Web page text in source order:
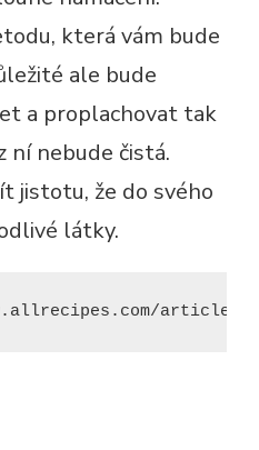
která vám bude
ale bude
a proplachovat tak
ní nebude čistá.
jistotu, že do svého
látky.
article/